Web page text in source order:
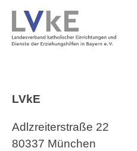
LVkE
Adlzreiterstraße 22
80337 München